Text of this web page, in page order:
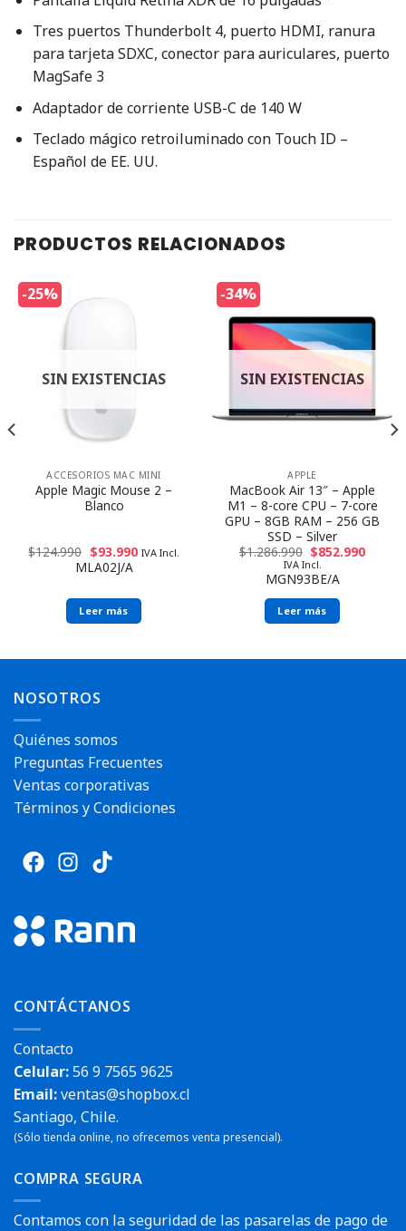
Tres puertos Thunderbolt 4, puerto HDMI, ranura
para tarjeta SDXC, conector para auriculares, puerto
MagSafe 3
Adaptador de corriente USB-C de 140 W
Teclado mágico retroiluminado con Touch ID –
Español de EE. UU.
PRODUCTOS RELACIONADOS
-25%
SIN EXISTENCIAS
ACCESORIOS MAC MINI
Apple Magic Mouse 2 –
Blanco
$124.990 $93.990 IVA Incl.
MLA02J/A
Leer más
-34%
SIN EXISTENCIAS
APPLE
MacBook Air 13″ – Apple
M1 – 8-core CPU – 7-core
GPU – 8GB RAM – 256 GB
SSD – Silver
$1.286.990 $852.990
IVA Incl.
MGN93BE/A
Leer más
NOSOTROS
Quiénes somos
Preguntas Frecuentes
Ventas corporativas
Términos y Condiciones
CONTÁCTANOS
Contacto
Celular:56 9 7565 9625
Email:ventas@shopbox.cl
Santiago, Chile.
(Sólo tienda online, no ofrecemos venta presencial).
COMPRA SEGURA
Contamos con la seguridad de las pasarelas de pago de